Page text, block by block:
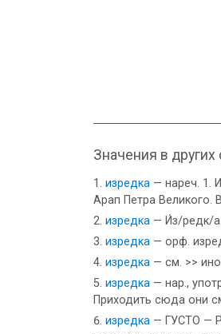
Значения в других
изредка — нареч. 1.
Арап Петра Великого.
изредка — И́з/редк/а.
изредка — орф.
изредка — см. >>
изредка — нар.,
Приходить сюда они
изредка — ГУСТО —